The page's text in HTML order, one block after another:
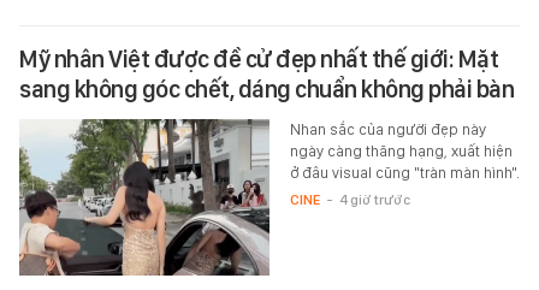
Mỹ nhân Việt được đề cử đẹp nhất thế giới: Mặt
sang không góc chết, dáng chuẩn không phải bàn
Nhan sắc của người đẹp này
ngày càng thăng hạng, xuất hiện
ở đâu visual cũng "tràn màn hình".
CINE - 4 giờ trước